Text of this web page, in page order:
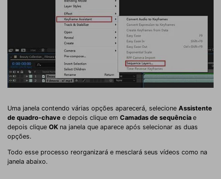
Uma janela contendo várias opções aparecerá, selecione Assistente
de quadro-chave e depois clique em Camadas de sequência e
depois clique OK na janela que aparece após selecionar as duas
opções.
Todo esse processo reorganizará e mesclará seus vídeos como na
janela abaixo.